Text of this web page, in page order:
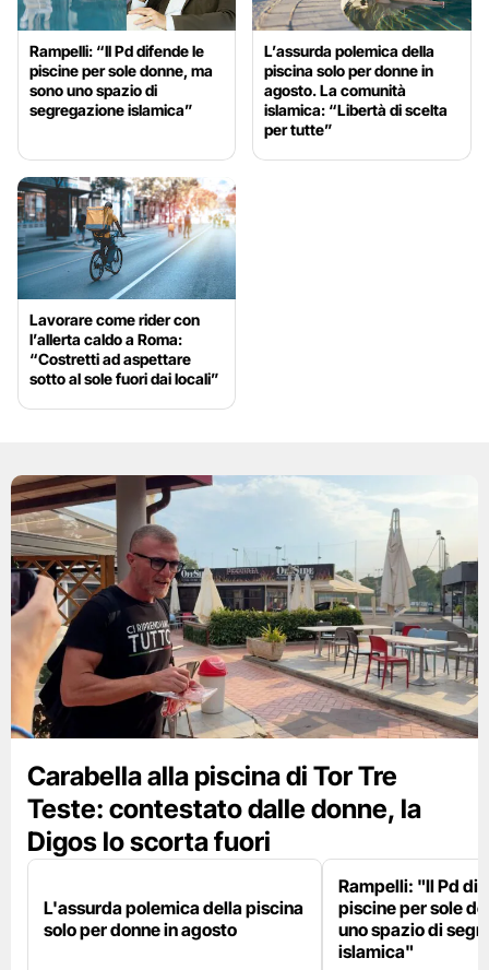
Rampelli: “Il Pd difende le
piscine per sole donne, ma
sono uno spazio di
segregazione islamica”
L’assurda polemica della
piscina solo per donne in
agosto. La comunità
islamica: “Libertà di scelta
per tutte”
Lavorare come rider con
l’allerta caldo a Roma:
“Costretti ad aspettare
sotto al sole fuori dai locali”
Carabella alla piscina di Tor Tre
Teste: contestato dalle donne, la
Digos lo scorta fuori
L'assurda polemica della piscina
solo per donne in agosto
Rampelli: "Il Pd
piscine per sole
uno spazio di
islamica"